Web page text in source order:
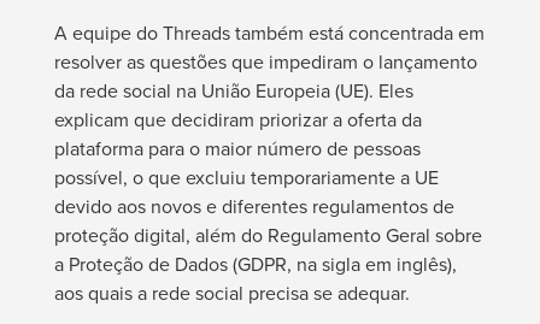
A equipe do Threads também está concentrada em
resolver as questões que impediram o lançamento
da rede social na União Europeia (UE). Eles
explicam que decidiram priorizar a oferta da
plataforma para o maior número de pessoas
possível, o que excluiu temporariamente a UE
devido aos novos e diferentes regulamentos de
proteção digital, além do Regulamento Geral sobre
a Proteção de Dados (GDPR, na sigla em inglês),
aos quais a rede social precisa se adequar.